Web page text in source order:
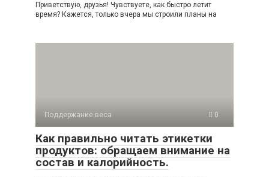
Приветствую, друзья! Чувствуете, как быстро летит
время? Кажется, только вчера мы строили планы на
Поддержание веса 0
Как правильно читать этикетки
продуктов: обращаем внимание на
состав и калорийность.